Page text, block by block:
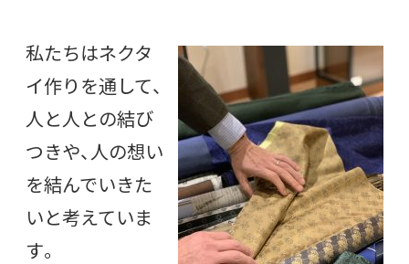
私たちはネクタ
イ作りを通して、
人と人との結び
つきや、人の想い
を結んでいきた
いと考えていま
す。